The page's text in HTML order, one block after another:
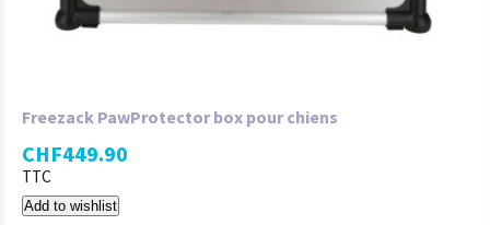
Freezack PawProtector box pour chiens
CHF449.90
TTC
Add to wishlist